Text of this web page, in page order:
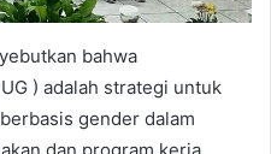
bahwa
) adalah strategi untuk
gender dalam